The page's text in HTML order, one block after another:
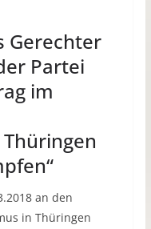
Gerechter
Partei
im
an den
in Thüringen